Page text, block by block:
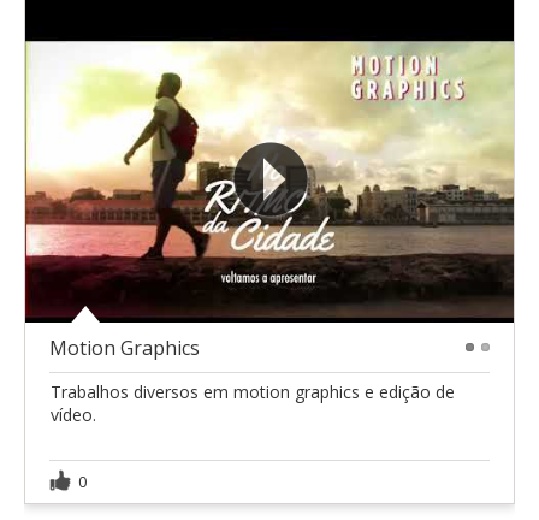
Motion Graphics
Trabalhos diversos em motion graphics e edição de
vídeo.
0